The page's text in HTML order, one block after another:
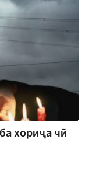
хориҷа чӣ